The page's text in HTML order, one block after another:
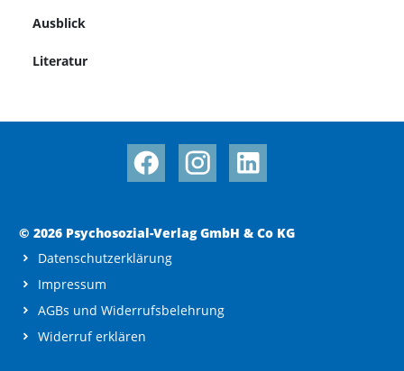
Ausblick
Literatur
© 2026 Psychosozial-Verlag GmbH & Co KG
Datenschutzerklärung
Impressum
AGBs und Widerrufsbelehrung
Widerruf erklären